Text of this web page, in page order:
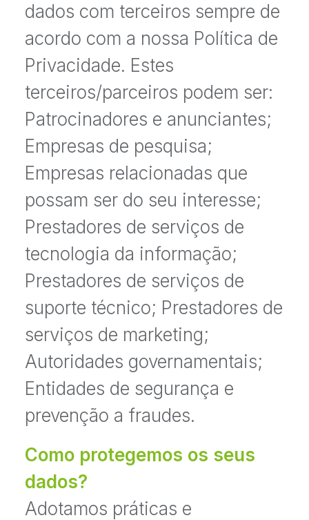
dados com terceiros sempre de
acordo com a nossa Política de
Privacidade. Estes
terceiros/parceiros podem ser:
Patrocinadores e anunciantes;
Empresas de pesquisa;
Empresas relacionadas que
possam ser do seu interesse;
Prestadores de serviços de
tecnologia da informação;
Prestadores de serviços de
suporte técnico; Prestadores de
serviços de marketing;
Autoridades governamentais;
Entidades de segurança e
prevenção a fraudes.
Como protegemos os seus
dados?
Adotamos práticas e